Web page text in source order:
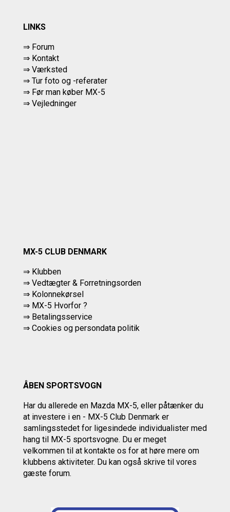
LINKS
⇒ Forum
⇒ Kontakt
⇒ Værksted
⇒ Tur foto og -referater
⇒ Før man køber MX-5
⇒ Vejledninger
MX-5 CLUB DENMARK
⇒ Klubben
⇒ Vedtægter & Forretningsorden
⇒ Kolonnekørsel
⇒ MX-5 Hvorfor ?
⇒ Betalingsservice
⇒ Cookies og persondata politik
ÅBEN SPORTSVOGN
Har du allerede en Mazda MX-5, eller påtænker du
at investere i en - MX-5 Club Denmark er
samlingsstedet for ligesindede individualister med
hang til MX-5 sportsvogne. Du er meget
velkommen til at kontakte os for at høre mere om
klubbens aktiviteter. Du kan også skrive til vores
gæste forum.